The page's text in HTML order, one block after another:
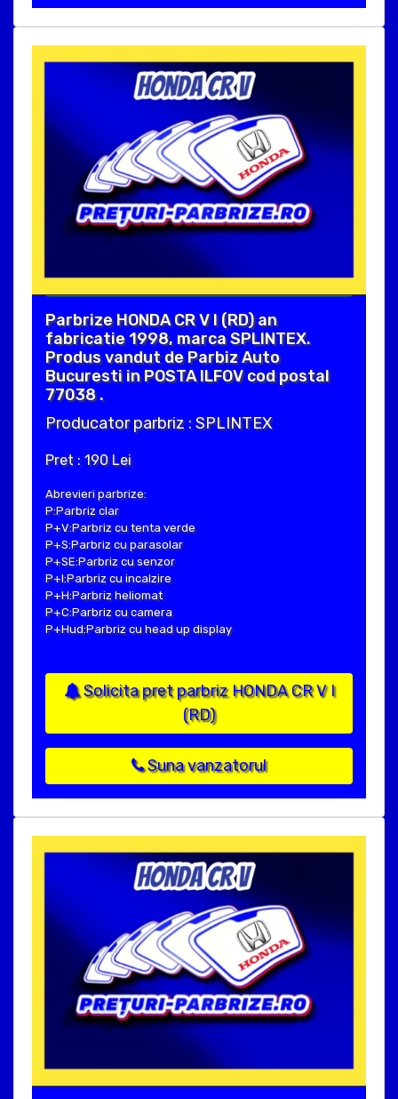
Parbrize HONDA CR V I (RD) an
fabricatie 1998, marca SPLINTEX.
Produs vandut de Parbiz Auto
Bucuresti in POSTA ILFOV cod postal
77038 .
Producator parbriz : SPLINTEX
Pret : 190 Lei
Abrevieri parbrize:
P:Parbriz clar
P+V:Parbriz cu tenta verde
P+S:Parbriz cu parasolar
P+SE:Parbriz cu senzor
P+I:Parbriz cu incalzire
P+H:Parbriz heliomat
P+C:Parbriz cu camera
P+Hud:Parbriz cu head up display
Solicita pret parbriz HONDA CR V I
(RD)
Suna vanzatorul